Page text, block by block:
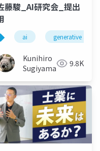
藤駿_AI研究会_提出
ai generative ai
Kunihiro
Sugiyama
9.8K